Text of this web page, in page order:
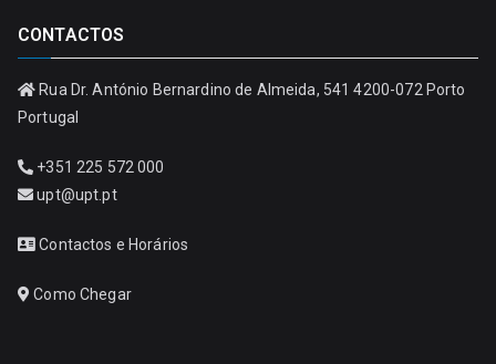
CONTACTOS
Rua Dr. António Bernardino de Almeida, 541 4200-072 Porto
Portugal
+351 225 572 000
upt@upt.pt
Contactos e Horários
Como Chegar